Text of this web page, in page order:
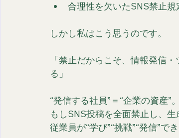
合理性を欠いたSNS禁止
しかし私はこう思うのです。
「禁止だからこそ、情報発信
る」
“発信する社員”＝“企業の資産”。
もしSNS投稿を全面禁止し、
従業員が“学び”“挑戦”“発信”で